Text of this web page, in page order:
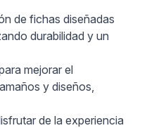
de fichas diseñadas
durabilidad y un
mejorar el
y diseños,
de la experiencia